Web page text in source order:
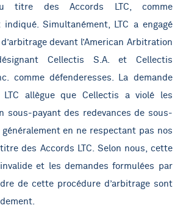
titre des Accords LTC, comme
indiqué. Simultanément, LTC a engagé
devant l’American Arbitration
Cellectis S.A. et Cellectis
comme défenderesses. La demande
LTC allègue que Cellectis a violé les
sous-payant des redevances de sous-
en ne respectant pas nos
des Accords LTC. Selon nous, cette
et les demandes formulées par
de cette procédure d’arbitrage sont